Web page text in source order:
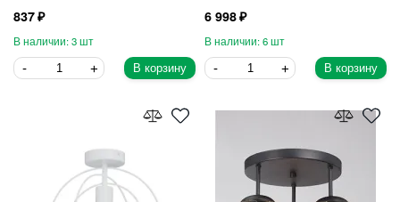
837
3
В корзину
6 998
6
В корзину